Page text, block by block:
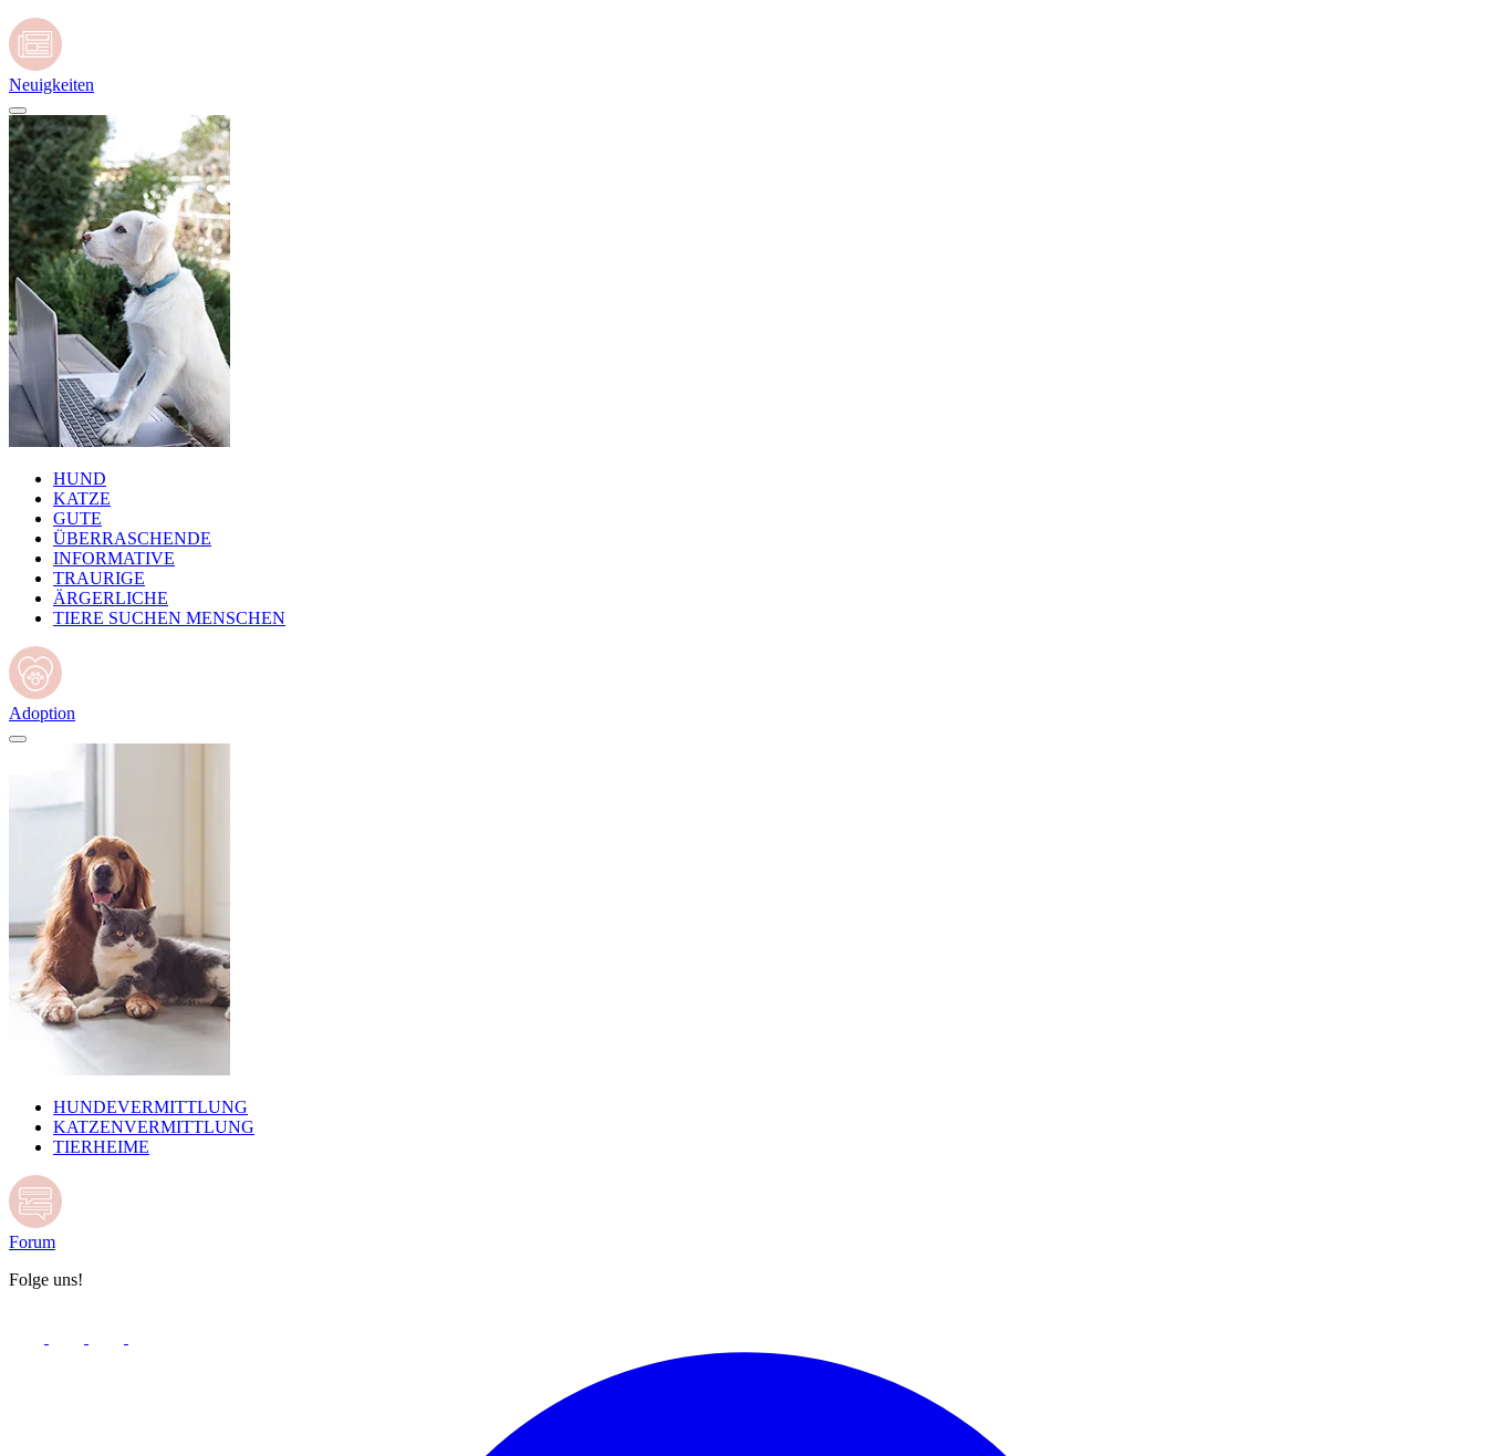
Neuigkeiten
HUND
KATZE
GUTE
ÜBERRASCHENDE
INFORMATIVE
TRAURIGE
ÄRGERLICHE
TIERE SUCHEN MENSCHEN
Adoption
HUNDEVERMITTLUNG
KATZENVERMITTLUNG
TIERHEIME
Forum
Folge uns!